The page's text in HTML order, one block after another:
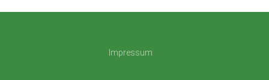
Impressum